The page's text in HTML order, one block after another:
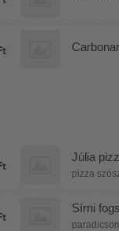
Júlia
pizza
Sírni